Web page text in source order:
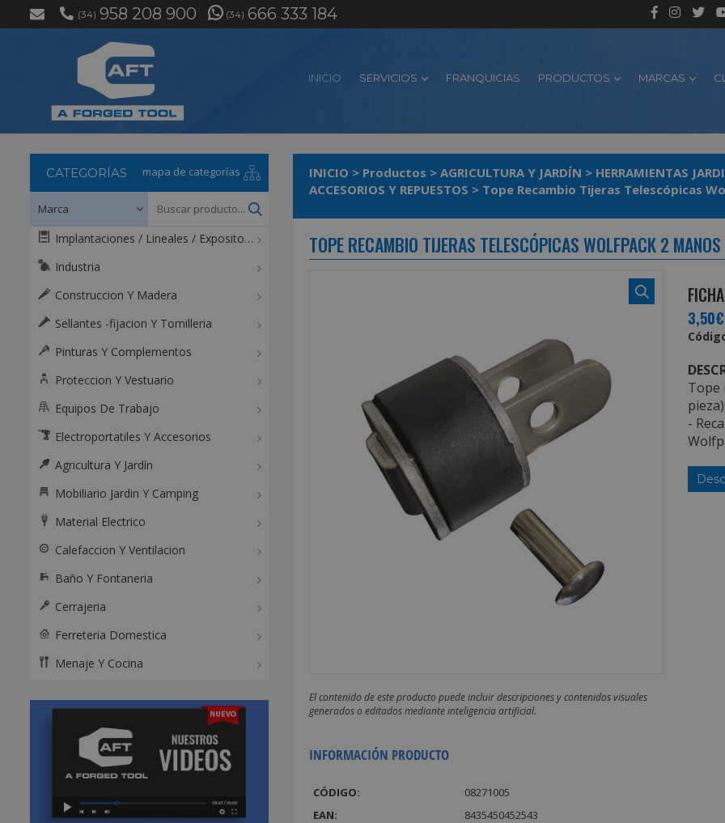
(34) 958 208 900 (34) 666 333 184
INICIO SERVICIOS FRANQUICIAS PRODUCTOS MARCAS
INICIO > Productos > AGRICULTURA Y JARDÍN > HERRAMIENTAS
ACCESORIOS Y REPUESTOS > Tope Recambio Tijeras Telescópicas
TOPE RECAMBIO TIJERAS TELESCÓPICAS WOLFPACK 2
El contenido de este producto puede incluir descripciones y contenidos visuales
generados o editados mediante inteligencia artificial.
INFORMACIÓN PRODUCTO
CÓDIGO:
08271005
EAN:
8435450452543
3,50€
Tope
pieza).
-
CATEGORÍAS mapa de categorías
Implantaciones / Lineales / Expositores / Mostradores
Industria
Construccion Y Madera
Sellantes -fijacion Y Tornilleria
Pinturas Y Complementos
Proteccion Y Vestuario
Equipos De Trabajo
Electroportatiles Y Accesorios
Agricultura Y Jardín
Mobiliario Jardin Y Camping
Material Electrico
Calefaccion Y Ventilacion
Baño Y Fontaneria
Cerrajeria
Ferreteria Domestica
Menaje Y Cocina